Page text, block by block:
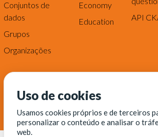
Conjuntos de
dados
Grupos
Organizações
Economy
Education
API
Uso de cookies
Usamos cookies próprios e de terceiros
personalizar o conteúdo e analisar o
web.